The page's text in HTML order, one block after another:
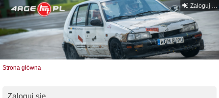
Zaloguj się
Strona główna
Zaloguj się